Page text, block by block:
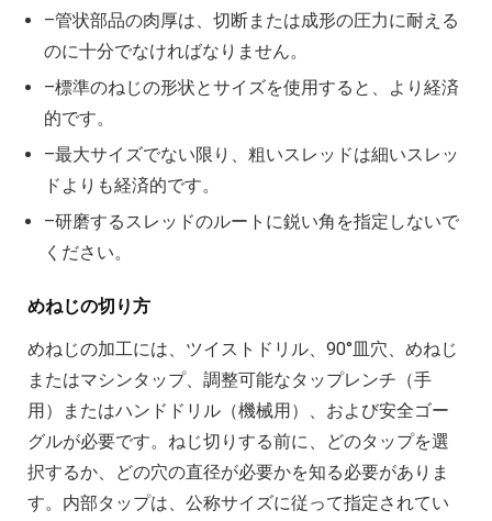
–管状部品の肉厚は、切断または成形の圧力に耐える
のに十分でなければなりません。
–標準のねじの形状とサイズを使用すると、より経済
的です。
–最大サイズでない限り、粗いスレッドは細いスレッ
ドよりも経済的です。
–研磨するスレッドのルートに鋭い角を指定しないで
ください。
めねじの切り方
めねじの加工には、ツイストドリル、90°皿穴、めねじ
またはマシンタップ、調整可能なタップレンチ（手
用）またはハンドドリル（機械用）、および安全ゴー
グルが必要です。ねじ切りする前に、どのタップを選
択するか、どの穴の直径が必要かを知る必要がありま
す。内部タップは、公称サイズに従って指定されてい